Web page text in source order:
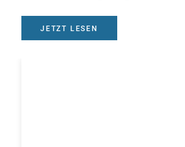
JETZT LESEN